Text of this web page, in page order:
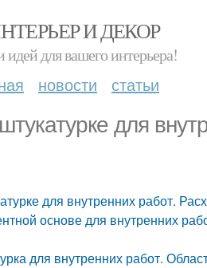
И ДЕКОР
идей для вашего интерьера!
новости статьи
для
для внутренних работ.
основе для внутренних
для внутренних работ.